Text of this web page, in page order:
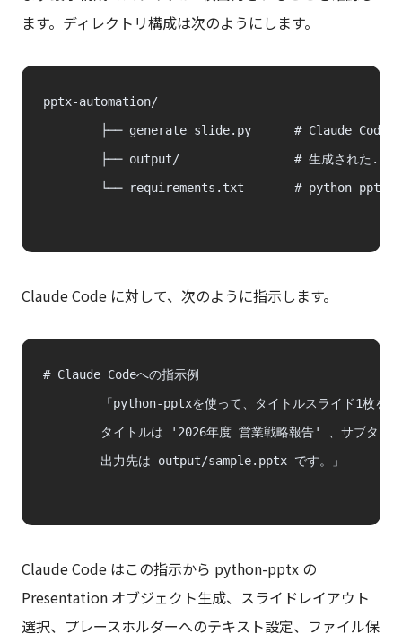
ます。ディレクトリ構成は次のようにします。
pptx-automation/
├── generate_slide.py      # Claude Codeに
├── output/                # 生成された
└── requirements.txt       # python-pptx
Claude Code に対して、次のように指示します。
# Claude Codeへの指示例
「python-pptxを使って、タイトルスライド1枚を
タイトルは '2026年度 営業戦略報告' 、サブタイ
        出力先は output/sample.pptx です。」
Claude Code はこの指示から python-pptx の
Presentation オブジェクト生成、スライドレイアウト
選択、プレースホルダーへのテキスト設定、ファイル保